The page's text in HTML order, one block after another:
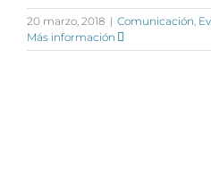
20 marzo, 2018 | Comunicación
Más información